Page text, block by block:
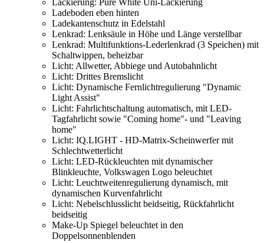
Ladeboden eben hinten
Ladekantenschutz in Edelstahl
Lenkrad: Lenksäule in Höhe und Länge verstellbar
Lenkrad: Multifunktions-Lederlenkrad (3 Speichen) mit
Schaltwippen, beheizbar
Licht: Allwetter, Abbiege und Autobahnlicht
Licht: Drittes Bremslicht
Licht: Dynamische Fernlichtregulierung "Dynamic
Light Assist"
Licht: Fahrlichtschaltung automatisch, mit LED-
Tagfahrlicht sowie "Coming home"- und "Leaving
home"
Licht: IQ.LIGHT - HD-Matrix-Scheinwerfer mit
Schlechtwetterlicht
Licht: LED-Rückleuchten mit dynamischer
Blinkleuchte, Volkswagen Logo beleuchtet
Licht: Leuchtweitenregulierung dynamisch, mit
dynamischen Kurvenfahrlicht
Licht: Nebelschlusslicht beidseitig, Rückfahrlicht
beidseitig
Make-Up Spiegel beleuchtet in den
Doppelsonnenblenden